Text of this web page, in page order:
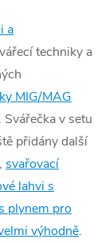
a
techniky a
MIG/MAG
Svářečka v setu
přidány další
, svařovací
lahvi s
plynem pro
výhodně.